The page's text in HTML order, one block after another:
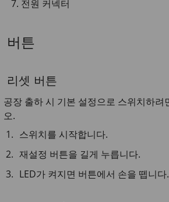
전원 커넥터
버튼
리셋 버튼
공장 출하 시 기본 설정으로 스위치하려
오.
스위치를 시작합니다.
재설정 버튼을 길게 누릅니다.
LED가 켜지면 버튼에서 손을 뗍니다.